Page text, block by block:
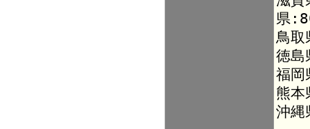
県
鳥
徳
福
熊
沖縄